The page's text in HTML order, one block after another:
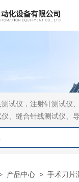
试仪，注射针测试仪
、缝合针线测试仪、
试仪、针灸针测试仪
产品中心 >手术刀片